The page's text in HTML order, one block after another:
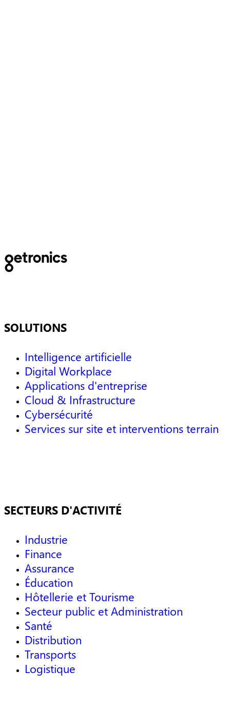
SOLUTIONS
Intelligence artificielle
Digital Workplace
Applications d'entreprise
Cloud & Infrastructure
Cybersécurité
Services sur site et interventions terrain
SECTEURS D'ACTIVITÉ
Industrie
Finance
Assurance
Éducation
Hôtellerie et Tourisme
Secteur public et Administration
Santé
Distribution
Transports
Logistique